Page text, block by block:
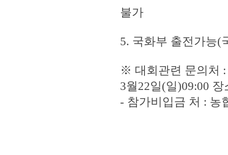
불가
5. 국화부 출전가능(
※ 대회관련 문의처 :
3월22일(일)09:00
- 참가비입금 처 : 농